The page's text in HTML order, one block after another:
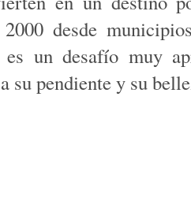
desde
es un desafío muy
su pendiente y su